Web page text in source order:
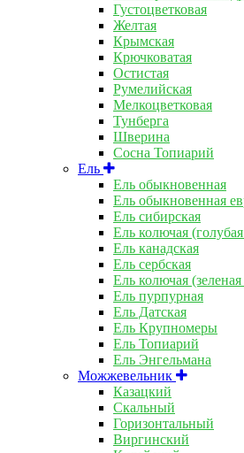
Густоцветковая
Желтая
Крымская
Крючковатая
Остистая
Румелийская
Мелкоцветковая
Тунберга
Шверина
Сосна Топиарий
Ель
Ель обыкновенная
Ель обыкновенная
Ель сибирская
Ель колючая
Ель канадская
Ель сербская
Ель колючая
Ель пурпурная
Ель Датская
Ель Крупномеры
Ель Топиарий
Ель Энгельмана
Можжевельник
Казацкий
Скальный
Горизонтальный
Виргинский